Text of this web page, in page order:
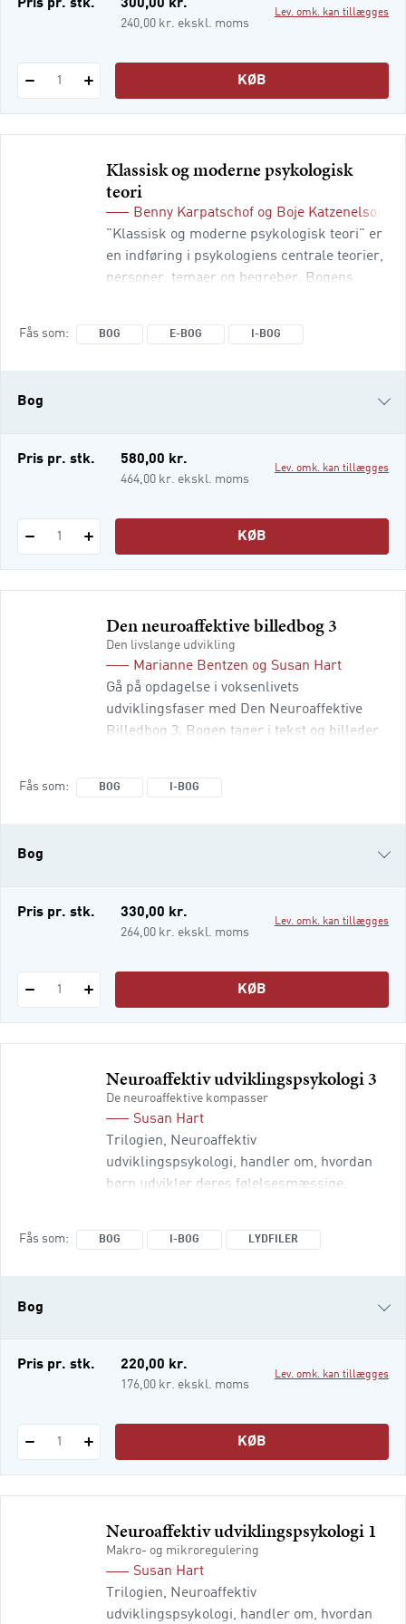
Pris pr. stk. 300,00 kr.
240,00 kr. ekskl. moms
Lev. omk. kan tillægges
1 KØB
Klassisk og moderne psykologisk
teori
Benny Karpatschof og Boje Katzenelson
"Klassisk og moderne psykologisk teori" er
en indføring i psykologiens centrale teorier,
personer, temaer og begreber. Bogens
anden del er bygget op om centrale temaer i
teori
Fås som BOG E-BOG I-BOG
Bog
e-bog
Pris pr. stk. 580,00 kr.
464,00 kr. ekskl. moms
Lev. omk. kan tillægges
1 KØB
Den neuroaffektive billedbog 3
Den livslange udvikling
Marianne Bentzen og Susan Hart
Gå på opdagelse i voksenlivets
udviklingsfaser med Den Neuroaffektive
Billedbog 3. Bogen tager i tekst og billeder
læseren en
Fås som BOG I-BOG
Bog
i-bog
Pris pr. stk. 330,00 kr.
264,00 kr. ekskl. moms
Lev. omk. kan tillægges
1 KØB
Neuroaffektiv udviklingspsykologi 3
De neuroaffektive kompasser
Susan Hart
Trilogien, Neuroaffektiv
udviklingspsykologi, handler om, hvordan
børn udvikler deres følelsesmæssige,
Fås som BOG I-BOG LYDFILER
Bog
i-bog
Pris pr. stk. 220,00 kr.
176,00 kr. ekskl. moms
Lev. omk. kan tillægges
1 KØB
Neuroaffektiv udviklingspsykologi 1
Makro- og mikroregulering
Susan Hart
Trilogien, Neuroaffektiv
udviklingspsykologi, handler om, hvordan